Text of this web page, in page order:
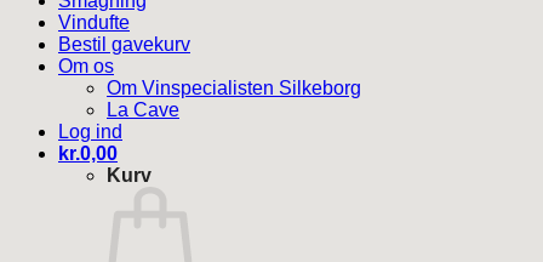
Vindufte
Bestil gavekurv
Om os
Om Vinspecialisten Silkeborg
La Cave
Log ind
kr.0,00
Kurv